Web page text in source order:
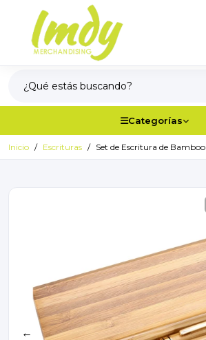
Categorías
Inicio Escrituras Set de Escritura de Bamboo
←